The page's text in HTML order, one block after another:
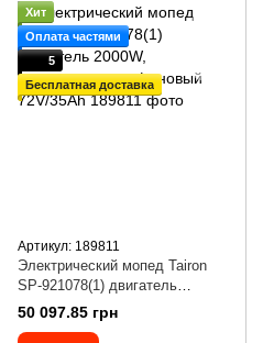
Хит
Оплата частями
5
Бесплатная доставка
Артикул: 189811
Электрический мопед Tairon
SP-921078(1) двигатель
2000W, аккумулятор
графеновый 72V/35Ah
50 097.85 грн